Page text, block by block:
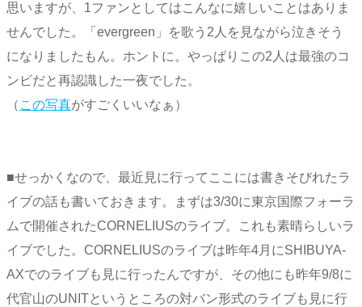
思いますが、1ファンとしてはこんなに嬉しいことはありま
せんでした。「evergreen」を歌う2人を見ながら泣きそう
になりましたもん。ホントに。やっぱりこの2人は最強のコ
ンビだと再認識した一夜でした。
（ この写真がすごくいいなぁ）
■せっかくなので、最近見に行ってここには書きそびれたラ
イブの話も書いておきます。まずは3/30に東京国際フォーラ
ムで開催されたCORNELIUSのライブ。これも素晴らしいラ
イブでした。CORNELIUSのライブは昨年4月にSHIBUYA-
AXでのライブも見に行ったんですが、その他にも昨年9/8に
代官山のUNITというところの対バン形式のライブも見に行